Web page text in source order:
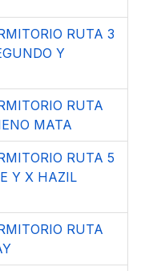
RUTA 3
Y
RUTA
MATA
RUTA 5
Y X HAZIL
RUTA